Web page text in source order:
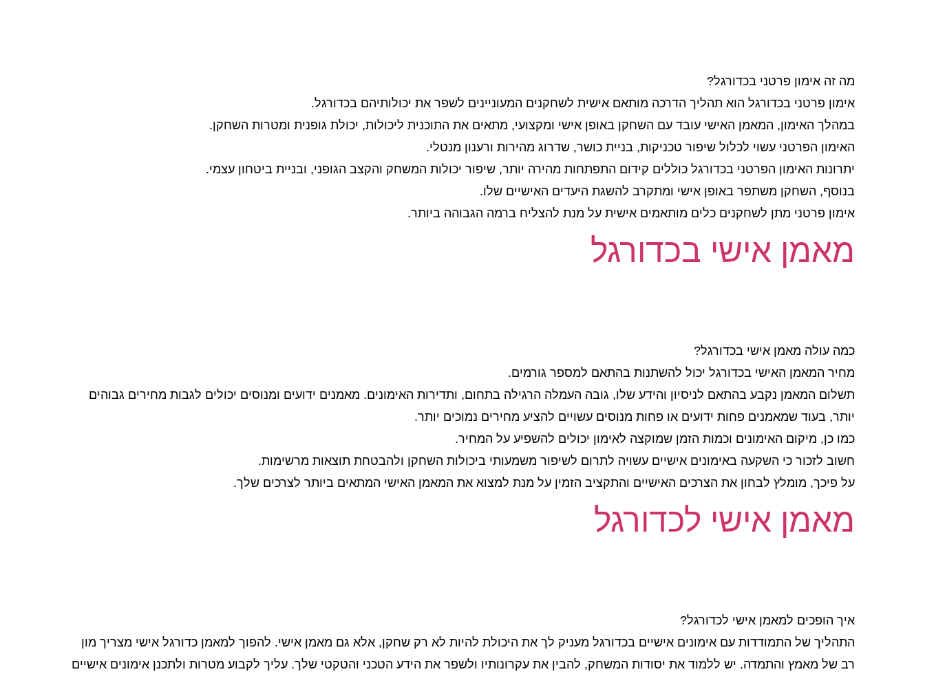
מה זה אימון פרטני בכדורגל?
אימון פרטני בכדורגל הוא תהליך הדרכה מותאם אישית לשחקנים המעוניינים לשפר את יכולותיהם בכדורגל.
במהלך האימון, המאמן האישי עובד עם השחקן באופן אישי ומקצועי, מתאים את התוכנית ליכולות, יכולת גופנית ומטרות השחקן.
האימון הפרטני עשוי לכלול שיפור טכניקות, בניית כושר, שדרוג מהירות ורענון מנטלי.
יתרונות האימון הפרטני בכדורגל כוללים קידום התפתחות מהירה יותר, שיפור יכולות המשחק והקצב הגופני, ובניית ביטחון עצמי.
בנוסף, השחקן משתפר באופן אישי ומתקרב להשגת היעדים האישיים שלו.
אימון פרטני מתן לשחקנים כלים מותאמים אישית על מנת להצליח ברמה הגבוהה ביותר.
מאמן אישי בכדורגל
כמה עולה מאמן אישי בכדורגל?
מחיר המאמן האישי בכדורגל יכול להשתנות בהתאם למספר גורמים.
תשלום המאמן נקבע בהתאם לניסיון והידע שלו, גובה העמלה הרגילה בתחום, ותדירות האימונים. מאמנים ידועים ומנוסים יכולים לגבות מחירים גבוהים
יותר, בעוד שמאמנים פחות ידועים או פחות מנוסים עשויים להציע מחירים נמוכים יותר.
כמו כן, מיקום האימונים וכמות הזמן שמוקצה לאימון יכולים להשפיע על המחיר.
חשוב לזכור כי השקעה באימונים אישיים עשויה לתרום לשיפור משמעותי ביכולות השחקן ולהבטחת תוצאות מרשימות.
על פיכך, מומלץ לבחון את הצרכים האישיים והתקציב הזמין על מנת למצוא את המאמן האישי המתאים ביותר לצרכים שלך.
מאמן אישי לכדורגל
איך הופכים למאמן אישי לכדורגל?
התהליך של התמודדות עם אימונים אישיים בכדורגל מעניק לך את היכולת להיות לא רק שחקן, אלא גם מאמן אישי. להפוך למאמן כדורגל אישי מצריך מון
רב של מאמץ והתמדה. יש ללמוד את יסודות המשחק, להבין את עקרונותיו ולשפר את הידע הטכני והטקטי שלך. עליך לקבוע מטרות ולתכנן אימונים אישיים